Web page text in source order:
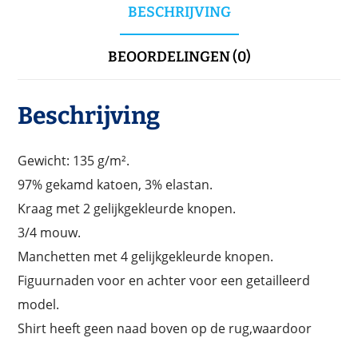
BESCHRIJVING
BEOORDELINGEN (0)
Beschrijving
Gewicht: 135 g/m².
97% gekamd katoen, 3% elastan.
Kraag met 2 gelijkgekleurde knopen.
3/4 mouw.
Manchetten met 4 gelijkgekleurde knopen.
Figuurnaden voor en achter voor een getailleerd
model.
Shirt heeft geen naad boven op de rug,waardoor